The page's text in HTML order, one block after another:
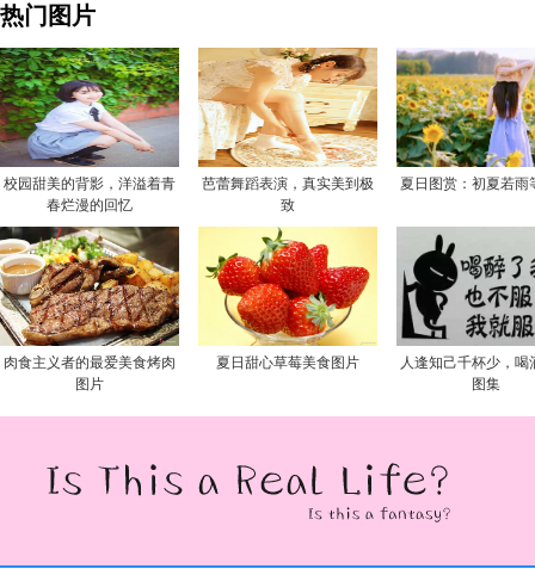
热门图片
校园甜美的背影，洋溢着青
春烂漫的回忆
芭蕾舞蹈表演，真实美到极
致
夏日图赏：初夏若雨
肉食主义者的最爱美食烤肉
图片
夏日甜心草莓美食图片
人逢知己千杯少，喝
图集